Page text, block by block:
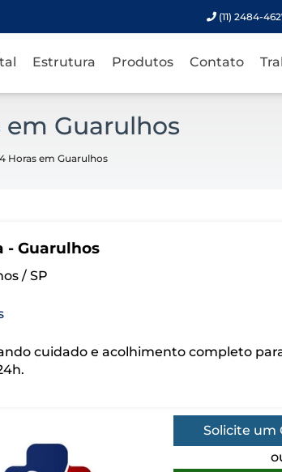
(11) 2484-
Estrutura Produtos Contato
em Guarulhos
Horas em Guarulhos
- Guarulhos
/ SP
cuidado e acolhimento completo
Solicite um